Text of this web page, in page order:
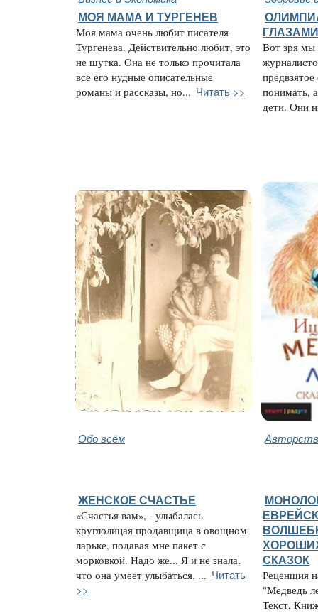
МОЯ МАМА И ТУРГЕНЕВ
Моя мама очень любит писателя
Тургенева. Действительно любит, это
не шутка. Она не только прочитала
все его нудные описательные
романы и рассказы, но... Читать >>
Вот зря мы
понимать,
дети. Они
Обо всём
ЖЕНСКОЕ СЧАСТЬЕ
«Счастья вам», - улыбалась
круглолицая продавщица в овощном
ларьке, подавая мне пакет с
морковкой. Надо же... Я и не знала,
что она умеет улыбаться. ... Читать
>>
СКАЗОК
Реценщия
"Медведь
Текст,